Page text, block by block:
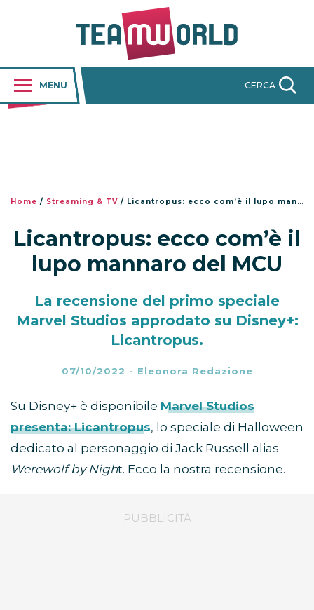
MENU CERCA
Home / Streaming & TV / Licantropus: ecco com’è il lupo mannaro del MCU
Licantropus: ecco com’è il
lupo mannaro del MCU
La recensione del primo speciale
Marvel Studios approdato su Disney+:
Licantropus.
07/10/2022 - Eleonora Redazione
Su Disney+ è disponibile Marvel Studios
presenta: Licantropus, lo speciale di Halloween
dedicato al personaggio di Jack Russell alias
Werewolf by Night. Ecco la nostra recensione.